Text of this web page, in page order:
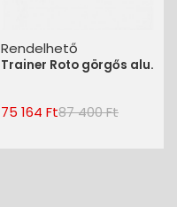
Rendelhető
Trainer Roto görgős alu.
75 164 Ft87 400 Ft